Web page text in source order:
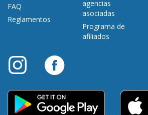
FAQ
Reglamentos
agencias
asociadas
Programa de
afiliados